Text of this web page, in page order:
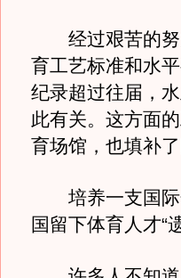
经过艰苦的努
育工艺标准和水
纪录超过往届，
此有关。这方面
育场馆，也填补
培养一支国际
国留下体育人才“